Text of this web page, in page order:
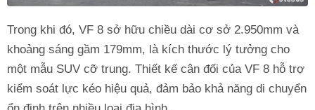
Trong khi đó, VF 8 sở hữu chiều dài cơ sở 2.950mm và
khoảng sáng gầm 179mm, là kích thước lý tưởng cho
một mẫu SUV cỡ trung. Thiết kế cân đối của VF 8 hỗ trợ
kiểm soát lực kéo hiệu quả, đảm bảo khả năng di chuyển